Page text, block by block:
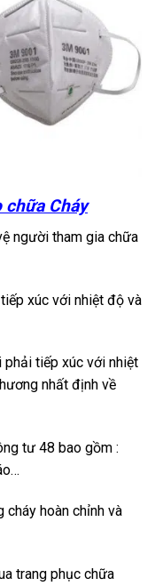
chữa Cháy
người tham gia chữa
xúc với nhiệt độ và
phải tiếp xúc với nhiệt
nhất định về
tư 48 bao gồm :
hoàn chỉnh và
trang phục chữa